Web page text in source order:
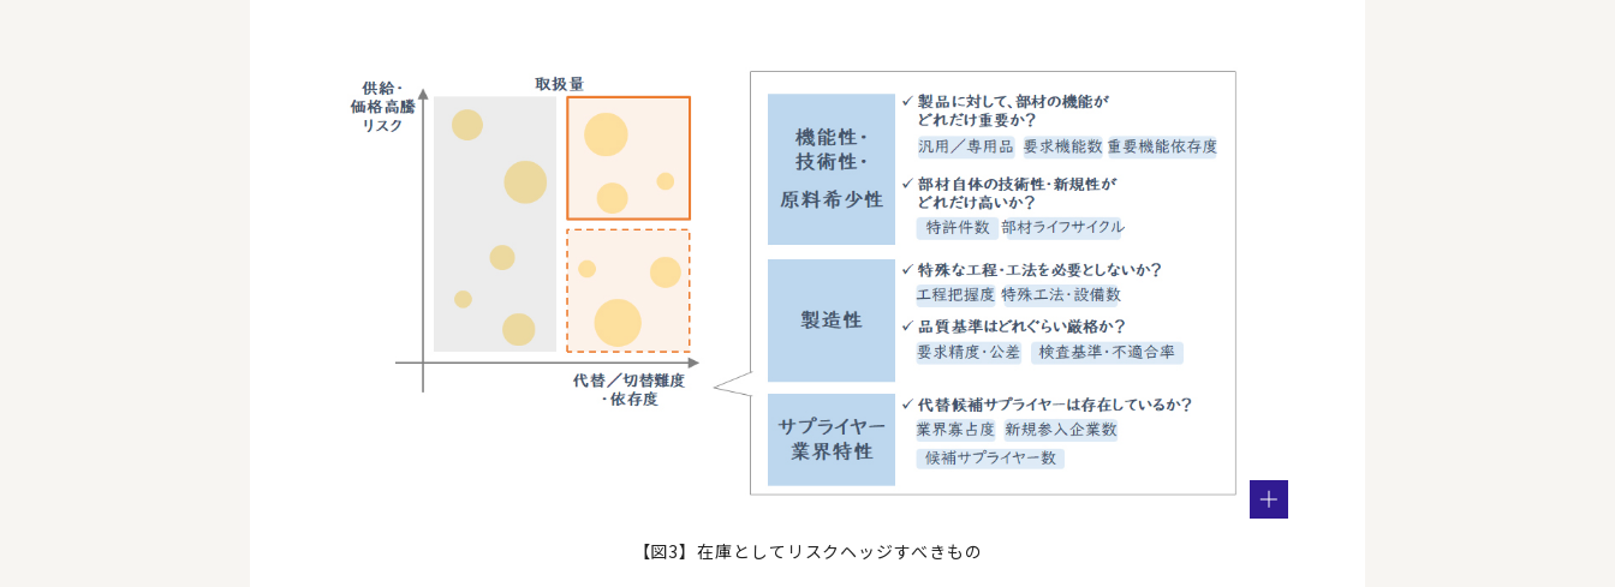
【図3】在庫としてリスクヘッジすべきもの